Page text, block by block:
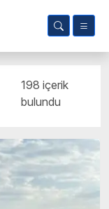
198 içerik
bulundu